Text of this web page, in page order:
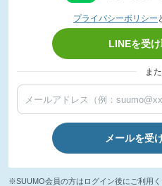
プライバシーポリシー
LINEを受
ま
メールを受
※SUUMO会員の方はログイン後にご利用く